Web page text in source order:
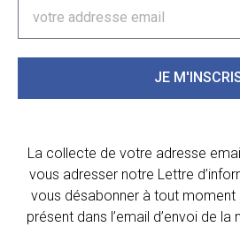
JE
La collecte de votre adresse
vous adresser notre Lettre
vous désabonner à tout moment
présent dans l’email d’envoi de